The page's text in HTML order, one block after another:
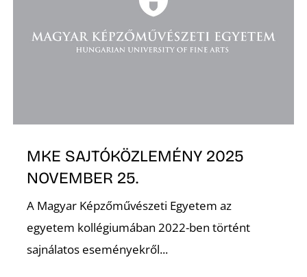
MKE SAJTÓKÖZLEMÉNY 2025
NOVEMBER 25.
A Magyar Képzőművészeti Egyetem az
egyetem kollégiumában 2022-ben történt
sajnálatos eseményekről...